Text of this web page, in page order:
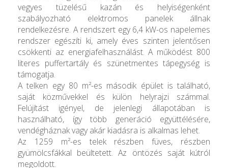
vegyes tüzelésű kazán és helyiségenként
szabályozható elektromos panelek állnak
rendelkezésre. A rendszert egy 6,4 kW-os napelemes
rendszer egészíti ki, amely éves szinten jelentősen
csökkenti az energiafelhasználást. A működést 800
literes puffertartály és szünetmentes tápegység is
támogatja.
A telken egy 80 m²-es második épület is található,
saját közművekkel és külön helyrajzi számmal.
Felújítást igényel, de jelenlegi állapotában is
használható, így több generáció együttélésére,
vendégháznak vagy akár kiadásra is alkalmas lehet.
Az 1259 m²-es telek részben füves, részben
gyümölcsfákkal beültetett. Az öntözés saját kútról
megoldott.